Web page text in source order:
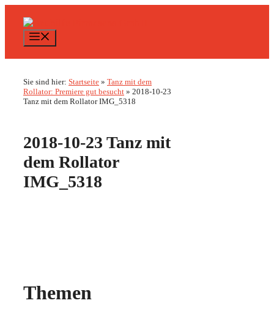
Inhalt
springen
Sie sind hier: Startseite » Tanz mit dem
Rollator: Premiere gut besucht » 2018-10-23
Tanz mit dem Rollator IMG_5318
2018-10-23 Tanz mit
dem Rollator
IMG_5318
Themen